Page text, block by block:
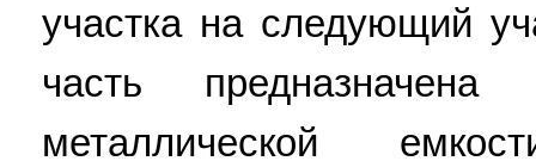
участка на следующий
часть
металлической